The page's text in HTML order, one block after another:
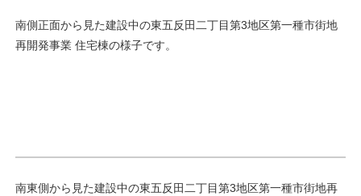
南側正面から見た建設中の東五反田二丁目第3地区第一種市街地
再開発事業 住宅棟の様子です。
南東側から見た建設中の東五反田二丁目第3地区第一種市街地再